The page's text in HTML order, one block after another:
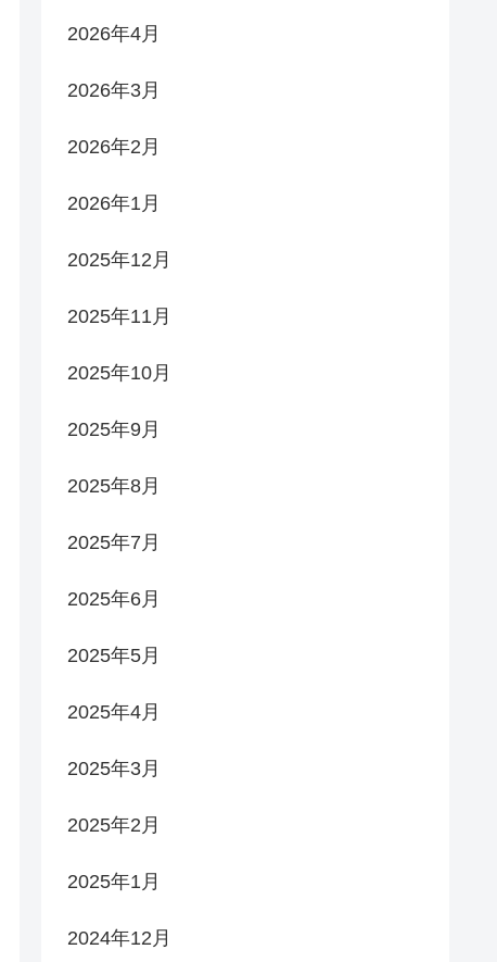
2026年4月
2026年3月
2026年2月
2026年1月
2025年12月
2025年11月
2025年10月
2025年9月
2025年8月
2025年7月
2025年6月
2025年5月
2025年4月
2025年3月
2025年2月
2025年1月
2024年12月